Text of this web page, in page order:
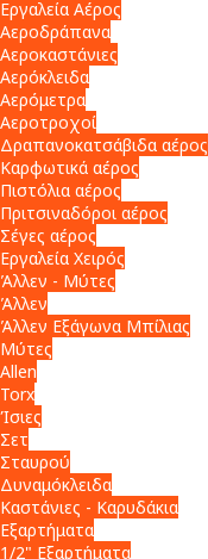
Εργαλεία Αέρος
Αεροδράπανα
Αεροκαστάνιες
Αερόκλειδα
Αερόμετρα
Αεροτροχοί
Δραπανοκατσάβιδα αέρος
Καρφωτικά αέρος
Πιστόλια αέρος
Πριτσιναδόροι αέρος
Σέγες αέρος
Εργαλεία Χειρός
Άλλεν - Μύτες
Άλλεν
Άλλεν Εξάγωνα Μπίλιας
Μύτες
Allen
Torx
Ίσιες
Σετ
Σταυρού
Δυναμόκλειδα
Καστάνιες - Καρυδάκια
Εξαρτήματα
1/2" Εξαρτήματα